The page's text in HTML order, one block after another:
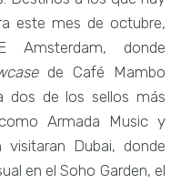
este mes de octubre,
Amsterdam, donde
de Café Mambo
dos de los sellos más
Armada Music y
visitaran Dubai, donde
en el Soho Garden, el